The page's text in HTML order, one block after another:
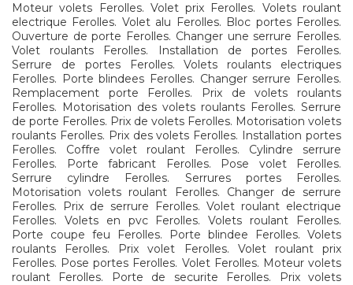
Moteur volets Ferolles. Volet prix Ferolles. Volets roulant
electrique Ferolles. Volet alu Ferolles. Bloc portes Ferolles.
Ouverture de porte Ferolles. Changer une serrure Ferolles.
Volet roulants Ferolles. Installation de portes Ferolles.
Serrure de portes Ferolles. Volets roulants electriques
Ferolles. Porte blindees Ferolles. Changer serrure Ferolles.
Remplacement porte Ferolles. Prix de volets roulants
Ferolles. Motorisation des volets roulants Ferolles. Serrure
de porte Ferolles. Prix de volets Ferolles. Motorisation volets
roulants Ferolles. Prix des volets Ferolles. Installation portes
Ferolles. Coffre volet roulant Ferolles. Cylindre serrure
Ferolles. Porte fabricant Ferolles. Pose volet Ferolles.
Serrure cylindre Ferolles. Serrures portes Ferolles.
Motorisation volets roulant Ferolles. Changer de serrure
Ferolles. Prix de serrure Ferolles. Volet roulant electrique
Ferolles. Volets en pvc Ferolles. Volets roulant Ferolles.
Porte coupe feu Ferolles. Porte blindee Ferolles. Volets
roulants Ferolles. Prix volet Ferolles. Volet roulant prix
Ferolles. Pose portes Ferolles. Volet Ferolles. Moteur volets
roulant Ferolles. Porte de securite Ferolles. Prix volets